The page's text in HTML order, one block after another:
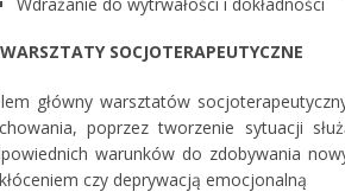
SOCJOTERAPEUTYCZNE
główny warsztatów
poprzez tworzenie sytuacji
warunków do zdobywania
czy deprywacją emocjonalną